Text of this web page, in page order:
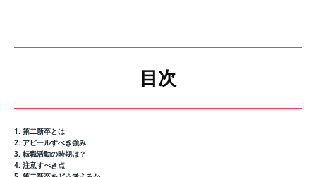
目次
1. 第二新卒とは
2. アピールすべき強み
3. 転職活動の時期は？
4. 注意すべき点